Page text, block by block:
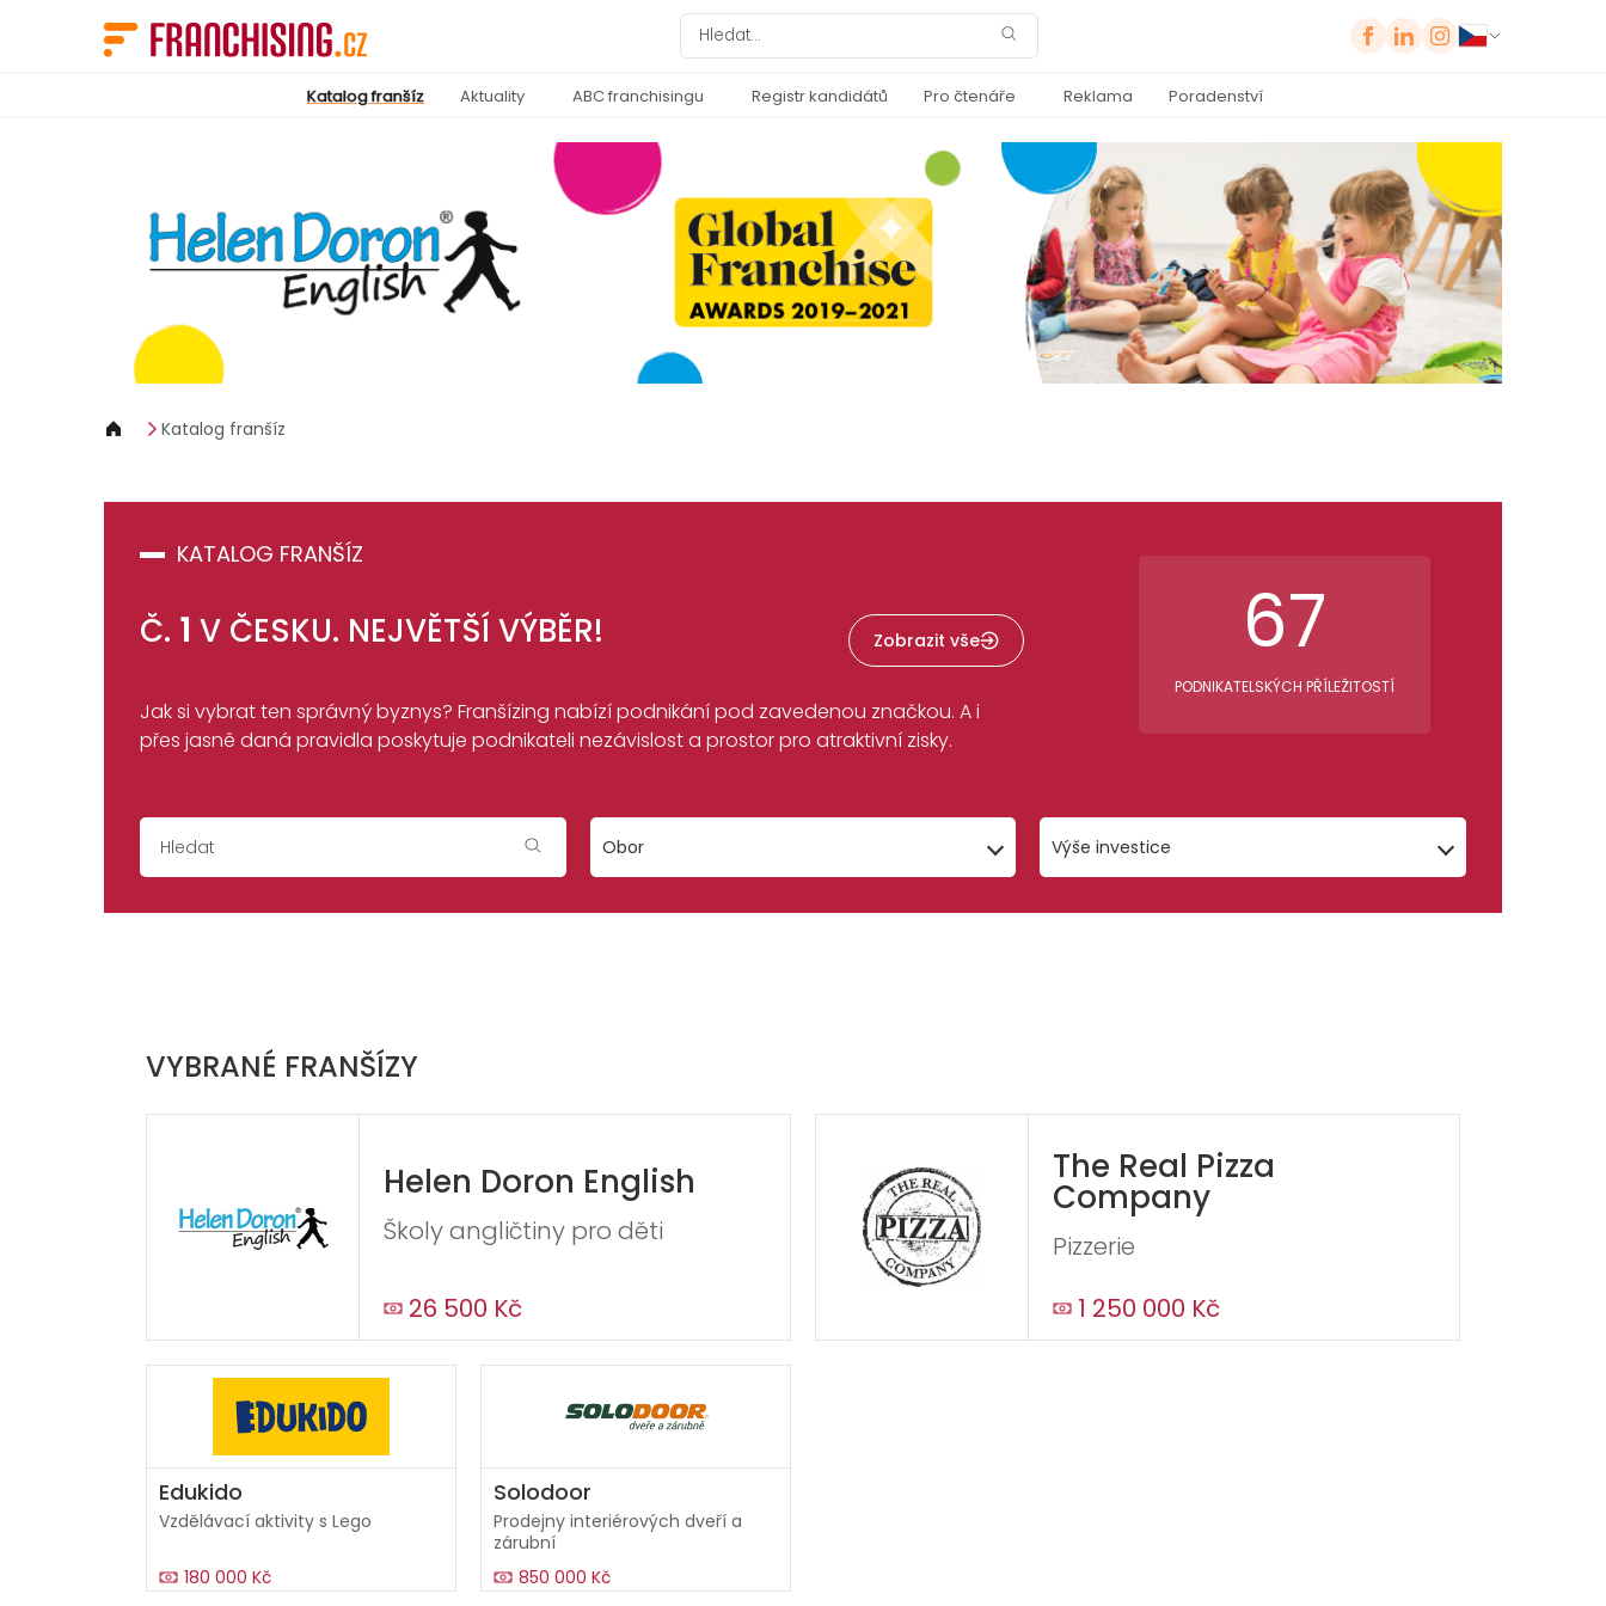
Katalog franšíz Aktuality ABC franchisingu Registr kandidátů Pro čtenáře Reklama Poradenství
Katalog franšíz
KATALOG FRANŠÍZ
Č. 1 V ČESKU. NEJVĚTŠÍ VÝBĚR! Zobrazit vše
Jak si vybrat ten správný byznys? Franšízing nabízí podnikání pod zavedenou značkou. A i
přes jasně daná pravidla poskytuje podnikateli nezávislost a prostor pro atraktivní zisky.
67
PODNIKATELSKÝCH PŘÍLEŽITOSTÍ
Obor Výše investice
VYBRANÉ FRANŠÍZY
Helen Doron English
Školy angličtiny pro děti
26 500 Kč
The Real Pizza
Company
Pizzerie
1 250 000 Kč
Edukido
Vzdělávací aktivity s Lego
180 000 Kč
Solodoor
Prodejny interiérových dveří a
zárubní
850 000 Kč